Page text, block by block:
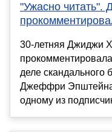
"Ужасно
30-летняя Джиджи
деле скандального
Джеффри
одному из